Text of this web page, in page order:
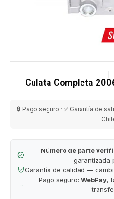
Culata Completa
🔒 Pago seguro · ✅ Garantía de
Número de parte
garantizada
Garantía de calidad —
Pago seguro: WebPay,